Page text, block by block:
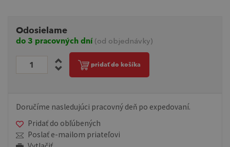
Odosielame
do 3 pracovných dní (od objednávky)
pridať do košíka
Doručíme nasledujúci pracovný deň po expedovaní.
Pridať do obľúbených
Poslať e-mailom priateľovi